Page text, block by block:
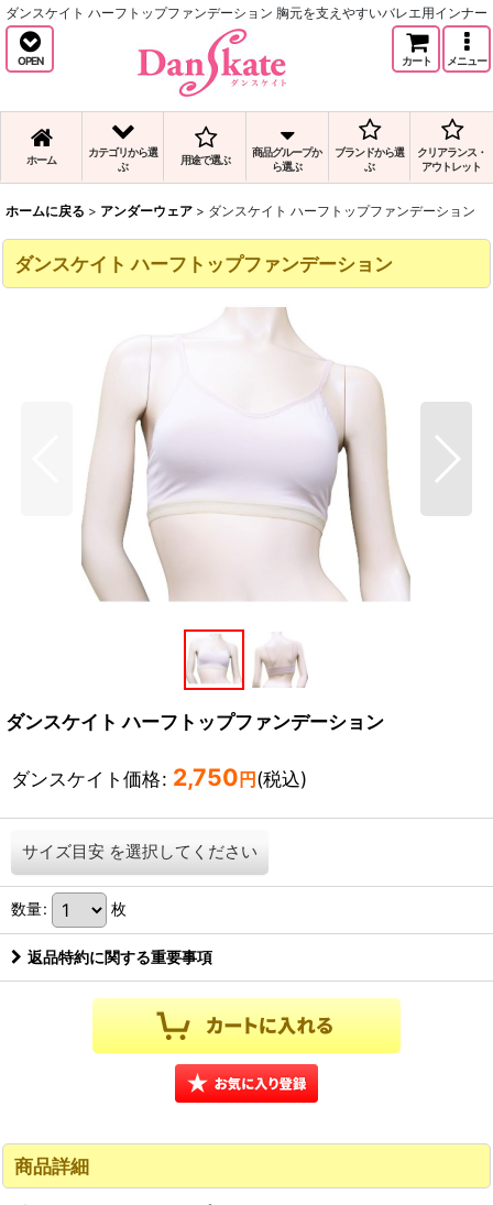
ダンスケイト ハーフトップファンデーション 胸元を支えやすいバレエ用インナー
OPEN カート メニュー
ホーム
カテゴリから選
ぶ
用途で選ぶ
商品グループか
ら選ぶ
ブランドから選
ぶ
クリアランス・
アウトレット
ホームに戻る > アンダーウェア > ダンスケイト ハーフトップファンデーション
ダンスケイト ハーフトップファンデーション
ダンスケイト ハーフトップファンデーション
ダンスケイト価格: 2,750 円 (税込)
サイズ目安 を選択してください
数量: 枚
返品特約に関する重要事項
商品詳細